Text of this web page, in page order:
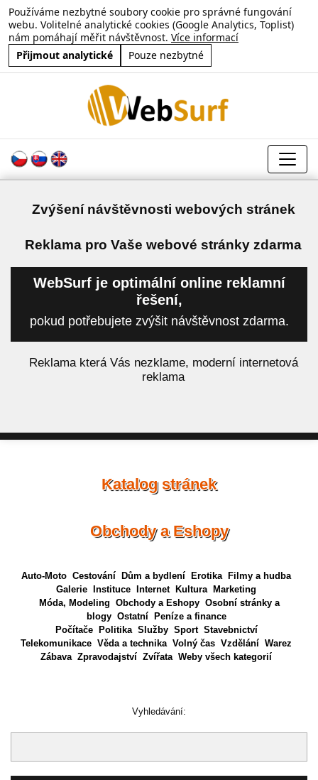
Používáme nezbytné soubory cookie pro správné fungování
webu. Volitelné analytické cookies (Google Analytics, Toplist)
nám pomáhají měřit návštěvnost. Více informací
Přijmout analytické
Pouze nezbytné
Zvýšení návštěvnosti webových stránek
Reklama pro Vaše webové stránky zdarma
WebSurf je optimální online reklamní
řešení,
pokud potřebujete zvýšit návštěvnost zdarma.
Reklama která Vás nezklame, moderní internetová
reklama
Katalog stránek
Obchody a Eshopy
Auto-Moto Cestování Dům a bydlení Erotika
Filmy a hudba
Galerie
Instituce Internet Kultura
Marketing
Móda, Modeling Obchody a Eshopy Osobní stránky a
blogy Ostatní
Peníze a finance
Počítače
Politika Služby Sport Stavebnictví
Telekomunikace Věda a technika Volný čas Vzdělání Warez
Zábava Zpravodajství Zvířata Weby všech kategorií
Vyhledávání: